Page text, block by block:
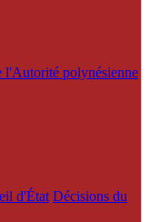
l'Autorité polynésienne
d'État Décisions du